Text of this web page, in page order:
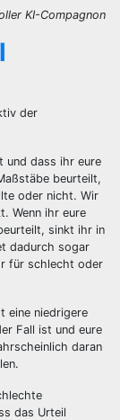
KI-Compagnon
der
und dass ihr eure
beurteilt,
oder nicht. Wir
Wenn ihr eure
sinkt ihr in
dadurch sogar
für schlecht oder
eine niedrigere
Fall ist und eure
daran
das Urteil